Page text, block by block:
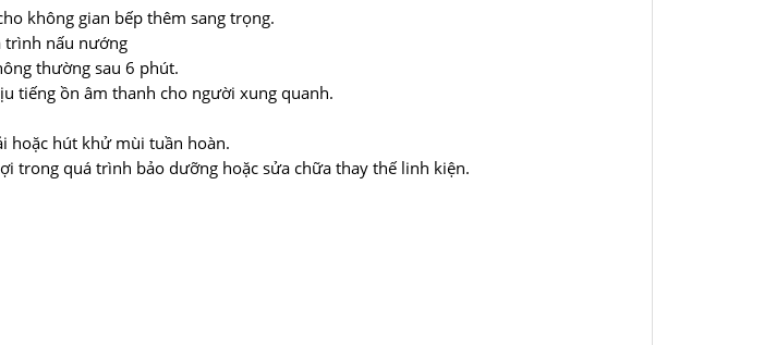
không gian bếp thêm sang trọng.
trình nấu nướng
thường sau 6 phút.
tiếng ồn âm thanh cho người xung quanh.
hoặc hút khử mùi tuần hoàn.
trong quá trình bảo dưỡng hoặc sửa chữa thay thế linh kiện.